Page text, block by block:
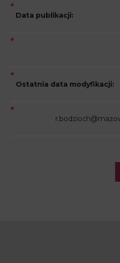
Data publikacji:
Ostatnia data modyfikacji: